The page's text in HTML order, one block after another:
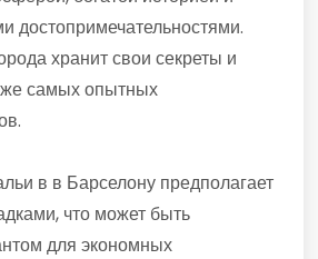
достопримечательностями.
хранит свои секреты и
самых опытных
в в Барселону предполагает
что может быть
для экономных